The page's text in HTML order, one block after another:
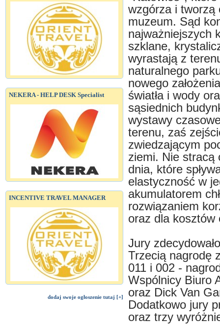
NEKERA - HELP DESK Specialist
INCENTIVE TRAVEL MANAGER
dodaj swoje ogłoszenie tutaj [+]
wzgórza i tworzą
muzeum. Sąd
najważniejszych
szklane,
wyrastają z
naturalnego
nowego
światła i wody
sąsiednich
wystawy
terenu, zaś
zwiedzającym
ziemi. Nie stracą
dnia, które
elastyczność w
akumulatorem
rozwiązaniem
oraz dla kosztów
Jury
Trzecią nagrodę
011 i 002 -
Wspólnicy Biuro
oraz Dick Van
Dodatkowo jury
oraz trzy